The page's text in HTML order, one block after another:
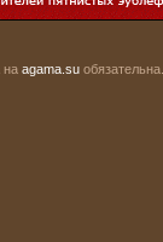
на agama.su обязательна.